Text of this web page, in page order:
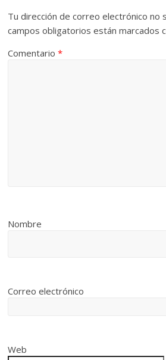
Tu dirección de correo electrónico no
campos obligatorios están marcados
Comentario*
Nombre
Correo electrónico
Web